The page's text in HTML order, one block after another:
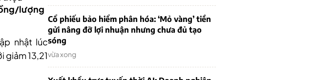
lượng
nhật lúc
giảm 13,21
Cổ phiếu bảo hiểm phân hóa: ‘Mỏ vàng’ tiền
gửi nâng đỡ lợi nhuận nhưng chưa đủ tạo
sóng
vừa xong